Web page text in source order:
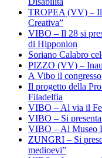
TROPEA (VV) – Il
Creativa”
VIBO – Il 28 si
di Hipponion
Soriano Calabro
PIZZO (VV) –
A Vibo il
Il progetto della
Filadelfia
VIBO – Al via il
VIBO – Si
VIBO – Al Museo
ZUNGRI – Si
medioevi”